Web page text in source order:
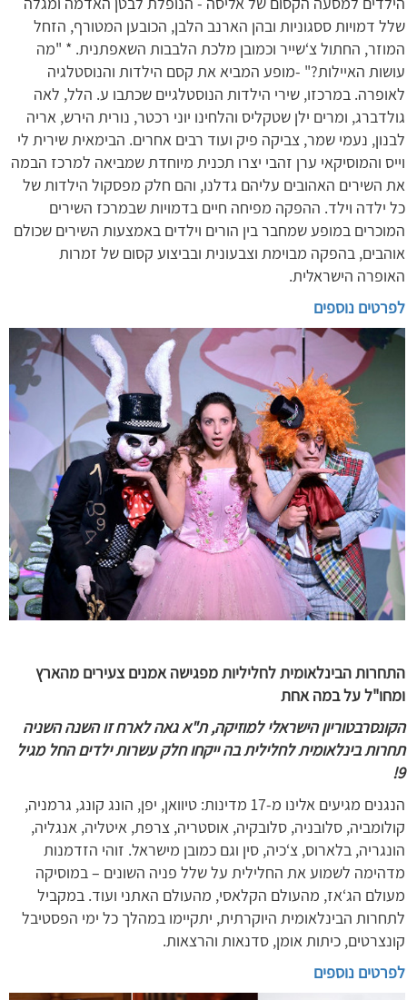
שלל דמויות ססגוניות ובהן הארנב הלבן, הכובען המטורף, הזחל
המוזר, החתול צ‘שייר וכמובן מלכת הלבבות השאפתנית. * "מה
עושות האיילות?" -מופע המביא את קסם הילדות והנוסטלגיה
לאופרה. במרכזו, שירי הילדות הנוסטלגיים שכתבו ע. הלל, לאה
גולדברג, ומרים ילן שטקליס והלחינו יוני רכטר, נורית הירש, אריה
לבנון, נעמי שמר, צביקה פיק ועוד רבים אחרים. הבימאית שירית לי
וייס והמוסיקאי ערן זהבי יצרו תכנית מיוחדת שמביאה למרכז הבמה
את השירים האהובים עליהם גדלנו, והם חלק מפסקול הילדות של
כל ילדה וילד. ההפקה מפיחה חיים בדמויות שבמרכז השירים
המוכרים במופע שמחבר בין הורים וילדים באמצעות השירים שכולם
אוהבים, בהפקה מבוימת וצבעונית ובביצוע קסום של זמרות
האופרה הישראלית.
לפרטים נוספים
התחרות הבינלאומית לחליליות מפגישה אמנים צעירים מהארץ
ומחו"ל על במה אחת
הקונסרבטוריון הישראלי למוזיקה, ת"א גאה לארח זו השנה השניה
תחרות בינלאומית לחלילית בה ייקחו חלק עשרות ילדים החל מגיל
9!
הנגנים מגיעים אלינו מ-17 מדינות: טיוואן, יפן, הונג קונג, גרמניה,
קולומביה, סלובניה, סלובקיה, אוסטריה, צרפת, איטליה, אנגליה,
הונגריה, בלארוס, צ‘כיה, סין וגם כמובן מישראל. זוהי הזדמנות
מדהימה לשמוע את החלילית על שלל פניה השונים – במוסיקה
מעולם הג‘אז, מהעולם הקלאסי, מהעולם האתני ועוד. במקביל
לתחרות הבינלאומית היוקרתית, יתקיימו במהלך כל ימי הפסטיבל
קונצרטים, כיתות אומן, סדנאות והרצאות.
לפרטים נוספים